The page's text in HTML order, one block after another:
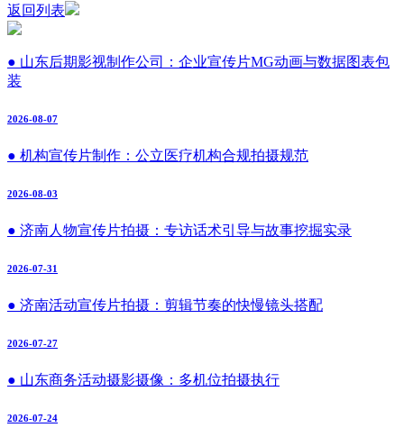
返回列表
● 山东后期影视制作公司：企业宣传片MG动画与数据图表包
装
2026-08-07
● 机构宣传片制作：公立医疗机构合规拍摄规范
2026-08-03
● 济南人物宣传片拍摄：专访话术引导与故事挖掘实录
2026-07-31
● 济南活动宣传片拍摄：剪辑节奏的快慢镜头搭配
2026-07-27
● 山东商务活动摄影摄像：多机位拍摄执行
2026-07-24